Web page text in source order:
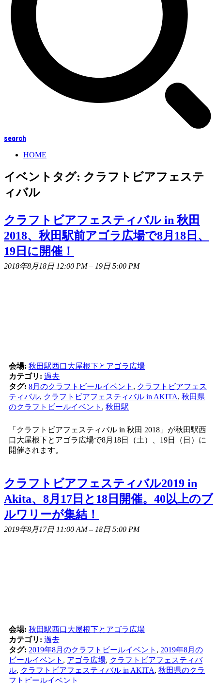
search
HOME
イベントタグ: クラフトビアフェステ
ィバル
クラフトビアフェスティバル in 秋田
2018、秋田駅前アゴラ広場で8月18日、
19日に開催！
2018年8月18日 12:00 PM– 19日 5:00 PM
会場: 秋田駅西口大屋根下とアゴラ広場
カテゴリ: 過去
タグ: 8月のクラフトビールイベント , クラフトビアフェス
ティバル, クラフトビアフェスティバル in AKITA, 秋田県
のクラフトビールイベント , 秋田駅
「クラフトビアフェスティバル in 秋田 2018」が秋田駅西
口大屋根下とアゴラ広場で8月18日（土）、19日（日）に
開催されます。
クラフトビアフェスティバル2019 in
Akita、8月17日と18日開催。40以上のブ
ルワリーが集結！
2019年8月17日 11:00 AM– 18日 5:00 PM
会場: 秋田駅西口大屋根下とアゴラ広場
カテゴリ: 過去
タグ: 2019年8月のクラフトビールイベント , 2019年8月の
ビールイベント , アゴラ広場, クラフトビアフェスティバ
ル, クラフトビアフェスティバル in AKITA, 秋田県のクラ
フトビールイベント